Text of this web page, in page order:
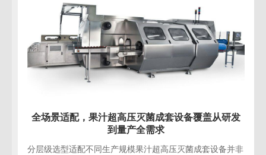
全场景适配，果汁超高压灭菌成套设备覆盖从研发
到量产全需求
分层级选型适配不同生产规模果汁超高压灭菌成套设备并非